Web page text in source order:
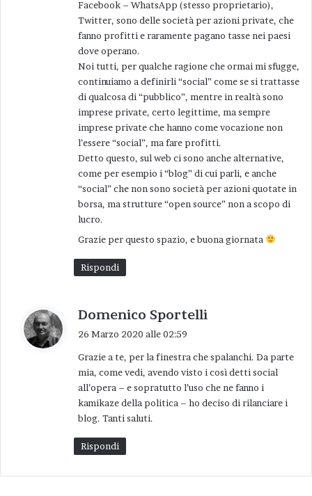
guardato attorno e avere constatato che tutti
eravamo spariti, lanciò col viso per una volta
corrucciato e la sua bella erre strascicata quella
che a lui dovette sembrare una invettiva: … su,
dai ragazzi, non fate scherzi!
Ricordo con affetto Ambrogio Ziglio, purtroppo
venuto a mancare il trenta novembre del 2010,
nel pieno della sua vita. Ricordo che fra altro
ebbe un ruolo molto importante nello sviluppo
delle cooperative sociali prima a Faenza, poi
nella provincia di Ravenna. Fra le quali la
Nella foto di quell’evento: Lealdo Gurioli, Leo
nome e grazie a te Giuseppe per l’assistenza).
Ambrogio Ziglio blog
Tre giorni con la Cgil
t
t
o
:
Facebook – WhatsApp (stesso proprietario),
Twitter, sono delle società per azioni private, che
fanno profitti e raramente pagano tasse nei paesi
dove operano.
Noi tutti, per qualche ragione che ormai mi sfugge,
continuiamo a definirli “social” come se si trattasse
di qualcosa di “pubblico”, mentre in realtà sono
imprese private, certo legittime, ma sempre
imprese private che hanno come vocazione non
l’essere “social”, ma fare profitti.
Detto questo, sul web ci sono anche alternative,
come per esempio i “blog” di cui parli, e anche
“social” che non sono società per azioni quotate in
borsa, ma strutture “open source” non a scopo di
lucro.
Grazie per questo spazio, e buona giornata
Rispondi
Domenico Sportelli
e
t
t
o
26 Marzo 2020 alle 02:59
Grazie a te, per la finestra che spalanchi. Da parte
mia, come vedi, avendo visto i così detti social
all’opera – e sopratutto l’uso che ne fanno i
kamikaze della politica – ho deciso di rilanciare i
blog. Tanti saluti.
Rispondi